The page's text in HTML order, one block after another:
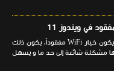
في كثير من الأحيان عندما يكون خيار WiFi مفقوداً، يكون ذلك
مشكلة شائعة إلى حد ما و يسهل